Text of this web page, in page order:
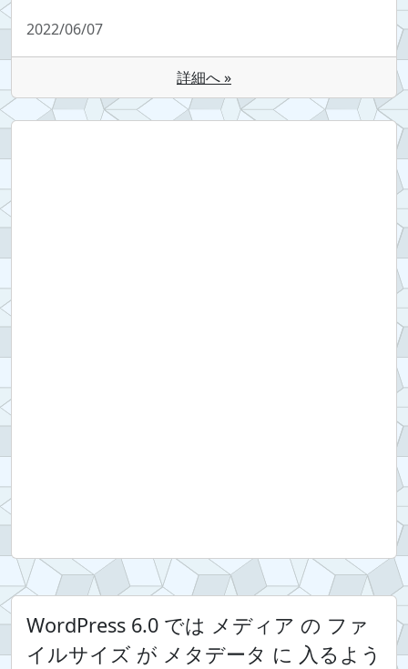
2022/06/07
詳細へ »
WordPress 6.0 では メディア の ファ
イルサイズ が メタデータ に 入るよう